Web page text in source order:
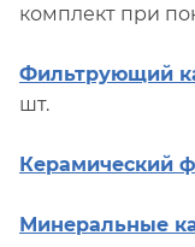
комплект при
Фильтрующий
шт.
Керамический
Минеральные